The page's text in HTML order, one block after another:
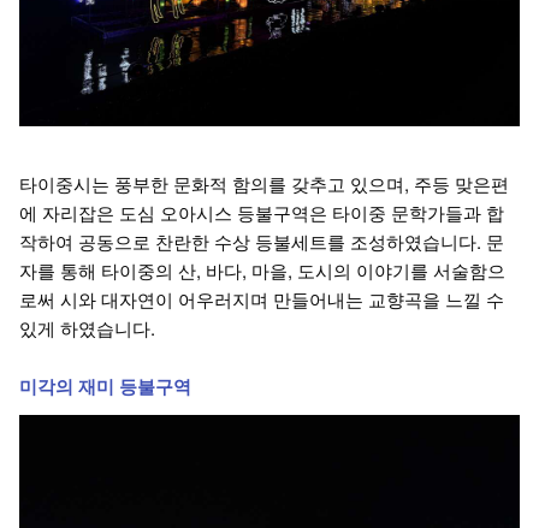
타이중시는 풍부한 문화적 함의를 갖추고 있으며, 주등 맞은편
에 자리잡은 도심 오아시스 등불구역은 타이중 문학가들과 합
작하여 공동으로 찬란한 수상 등불세트를 조성하였습니다. 문
자를 통해 타이중의 산, 바다, 마을, 도시의 이야기를 서술함으
로써 시와 대자연이 어우러지며 만들어내는 교향곡을 느낄 수
있게 하였습니다.
미각의 재미 등불구역